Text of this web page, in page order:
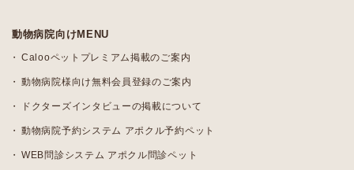
動物病院向けMENU
Calooペットプレミアム掲載のご案内
動物病院様向け無料会員登録のご案内
ドクターズインタビューの掲載について
動物病院予約システム アポクル予約ペット
WEB問診システム アポクル問診ペット